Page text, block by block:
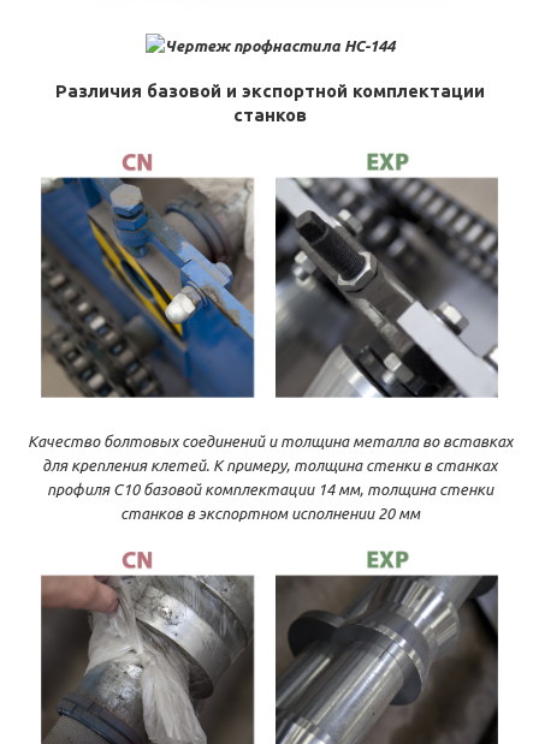
Различия базовой и экспортной комплектации
станков
Качество болтовых соединений и толщина металла во вставках
для крепления клетей. К примеру, толщина стенки в станках
профиля С10 базовой комплектации 14 мм, толщина стенки
станков в экспортном исполнении 20 мм